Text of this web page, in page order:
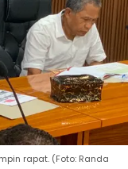
rapat. (Foto: Randa